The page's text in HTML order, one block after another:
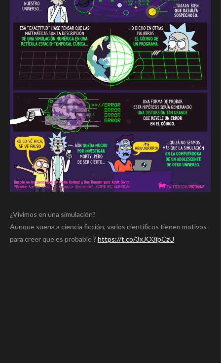
¿Vivimos en una simulación?
Aunque suena a ciencia ficción, varios científicos tienen motivos
para creer que es probable ? https://t.co/3xJO3ipCzU